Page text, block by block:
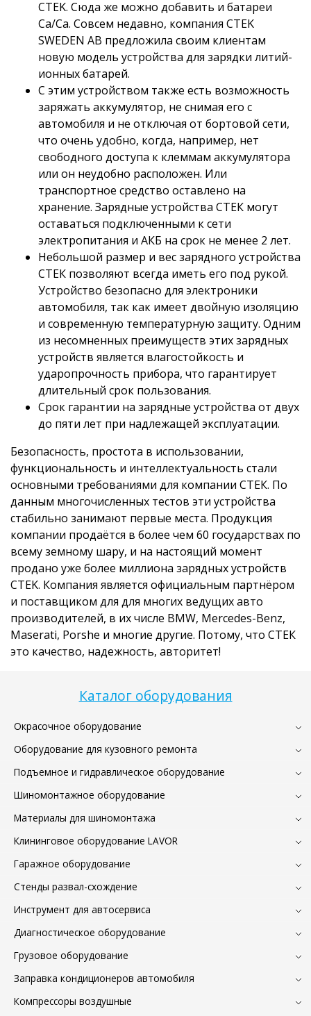
Каталог оборудования
Окрасочное оборудование
Оборудование для кузовного ремонта
Подъемное и гидравлическое оборудование
Шиномонтажное оборудование
Материалы для шиномонтажа
Клининговое оборудование LAVOR
Гаражное оборудование
Стенды развал-схождение
Инструмент для автосервиса
Диагностическое оборудование
Грузовое оборудование
Заправка кондиционеров автомобиля
Компрессоры воздушные
CTEK. Сюда же можно добавить и батареи
Ca/Ca. Совсем недавно, компания CTEK
SWEDEN AB предложила своим клиентам
новую модель устройства для зарядки литий-
ионных батарей.
С этим устройством также есть возможность
заряжать аккумулятор, не снимая его с
автомобиля и не отключая от бортовой сети,
что очень удобно, когда, например, нет
cвободного доступа к клеммам аккумулятора
или он неудобно расположен. Или
транспортное средство оставлено на
хранение. Зарядные устройства СТЕК могут
оставаться подключенными к сети
электропитания и АКБ на срок не менее 2 лет.
Небольшой размер и вес зарядного устройства
СТЕК позволяют всегда иметь его под рукой.
Устройство безопасно для электроники
автомобиля, так как имеет двойную изоляцию
и современную температурную защиту. Одним
из несомненных преимуществ этих зарядных
устройств является влагостойкость и
ударопрочность прибора, что гарантирует
длительный срок пользования.
Срок гарантии на зарядные устройства от двух
до пяти лет при надлежащей эксплуатации.
Безопасность, простота в использовании,
функциональность и интеллектуальность стали
основными требованиями для компании СТЕК. По
данным многочисленных тестов эти устройства
стабильно занимают первые места. Продукция
компании продаётся в более чем 60 государствах по
всему земному шару, и на настоящий момент
продано уже более миллиона зарядных устройств
CTEK. Компания является официальным партнёром
и поставщиком для для многих ведущих авто
производителей, в их числе BMW, Mercedes-Benz,
Maserati, Porshe и многие другие. Потому, что СТЕК
это качество, надежность, авторитет!